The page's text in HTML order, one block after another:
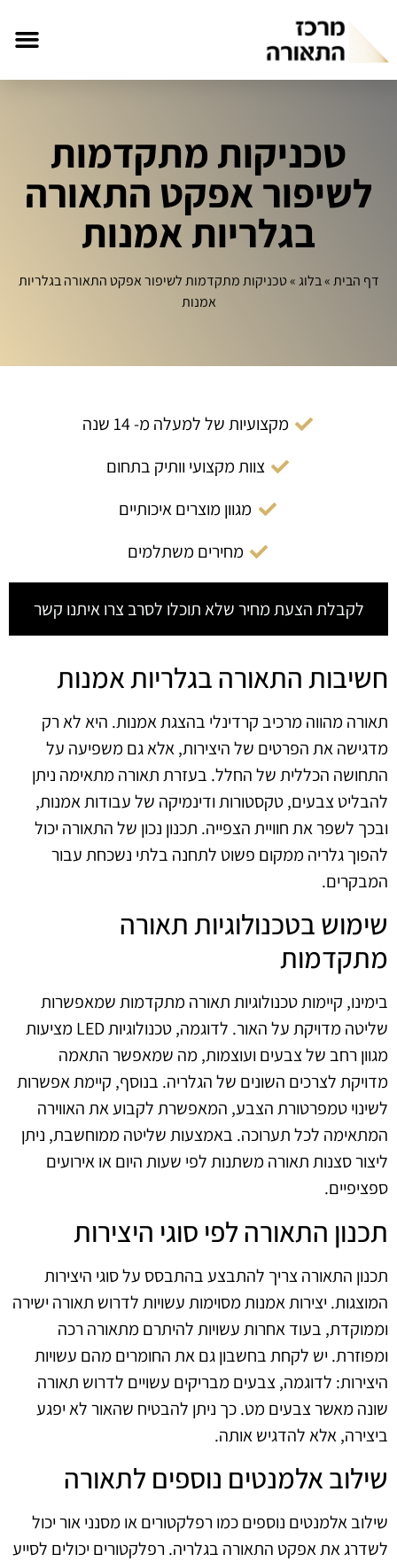
טכניקות מתקדמות
לשיפור אפקט התאורה
בגלריות אמנות
דף הבית»בלוג»טכניקות מתקדמות לשיפור אפקט התאורה בגלריות
אמנות
מקצועיות של למעלה מ- 14 שנה
צוות מקצועי וותיק בתחום
מגוון מוצרים איכותיים
מחירים משתלמים
לקבלת הצעת מחיר שלא תוכלו לסרב צרו איתנו קשר
חשיבות התאורה בגלריות אמנות
תאורה מהווה מרכיב קרדינלי בהצגת אמנות. היא לא רק
מדגישה את הפרטים של היצירות, אלא גם משפיעה על
התחושה הכללית של החלל. בעזרת תאורה מתאימה ניתן
להבליט צבעים, טקסטורות ודינמיקה של עבודות אמנות,
ובכך לשפר את חוויית הצפייה. תכנון נכון של התאורה יכול
להפוך גלריה ממקום פשוט לתחנה בלתי נשכחת עבור
המבקרים.
שימוש בטכנולוגיות תאורה
מתקדמות
בימינו, קיימות טכנולוגיות תאורה מתקדמות שמאפשרות
שליטה מדויקת על האור. לדוגמה, טכנולוגיות LED מציעות
מגוון רחב של צבעים ועוצמות, מה שמאפשר התאמה
מדויקת לצרכים השונים של הגלריה. בנוסף, קיימת אפשרות
לשינוי טמפרטורת הצבע, המאפשרת לקבוע את האווירה
המתאימה לכל תערוכה. באמצעות שליטה ממוחשבת, ניתן
ליצור סצנות תאורה משתנות לפי שעות היום או אירועים
ספציפיים.
תכנון התאורה לפי סוגי היצירות
תכנון התאורה צריך להתבצע בהתבסס על סוגי היצירות
המוצגות. יצירות אמנות מסוימות עשויות לדרוש תאורה ישירה
וממוקדת, בעוד אחרות עשויות להיתרם מתאורה רכה
ומפוזרת. יש לקחת בחשבון גם את החומרים מהם עשויות
היצירות: לדוגמה, צבעים מבריקים עשויים לדרוש תאורה
שונה מאשר צבעים מט. כך ניתן להבטיח שהאור לא יפגע
ביצירה, אלא להדגיש אותה.
שילוב אלמנטים נוספים לתאורה
שילוב אלמנטים נוספים כמו רפלקטורים או מסנני אור יכול
לשדרג את אפקט התאורה בגלריה. רפלקטורים יכולים לסייע